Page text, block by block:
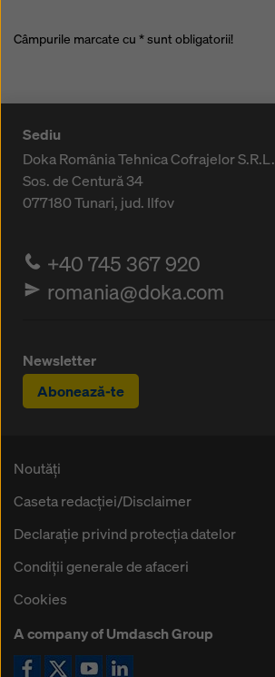
Câmpurile marcate cu * sunt obligatorii!
Sediu
Doka România Tehnica Cofrajelor S.R.L.
Sos. de Centură 34
077180Tunari, jud. Ilfov
+40 745 367 920
romania@doka.com
Newsletter
Abonează-te
Noutăți
Caseta redacţiei/Disclaimer
Declaraţie privind protecţia datelor
Condiţii generale de afaceri
Cookies
A company of Umdasch Group
Icoană Facebook
Icoană XIcoană YouTube
Icoană LinkedIn